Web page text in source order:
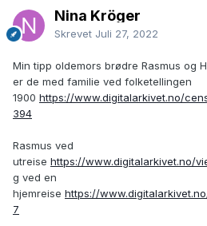
Nina Kröger
Skrevet Juli 27, 2022
Min tipp oldemors brødre Rasmus og
er de med familie ved folketellingen
1900 https://www.digitalarkivet.no/
394
Rasmus ved
utreise https://www.digitalarkivet.no/
g ved en
hjemreise https://
7